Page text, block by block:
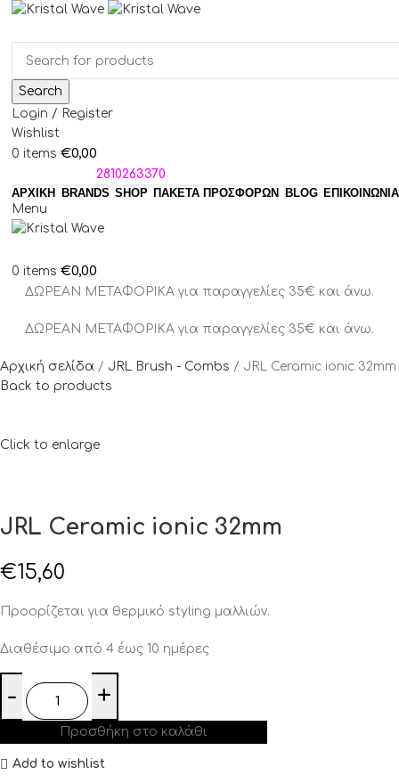
Search
Login / Register
Wishlist
0 items €0,00
2810263370
ΑΡΧΙΚΗ
BRANDS SHOP ΠΑΚΈΤΑ ΠΡΟΣΦΟΡΏΝ BLOG ΕΠΙΚΟΙΝΩΝΙΑ
Menu
0 items €0,00
ΔΩΡΕΑΝ ΜΕΤΑΦΟΡΙΚΑ για παραγγελίες 35€ και άνω.
ΔΩΡΕΑΝ ΜΕΤΑΦΟΡΙΚΑ για παραγγελίες 35€ και άνω.
Αρχική σελίδα JRL Brush - Combs
JRL Ceramic ionic 32mm
Back to products
Click to enlarge
JRL Ceramic ionic 32mm
€15,60
Προορίζεται για θερμικό styling μαλλιών.
Διαθέσιμο από 4 έως 10 ημέρες
Προσθήκη στο καλάθι
Add to wishlist